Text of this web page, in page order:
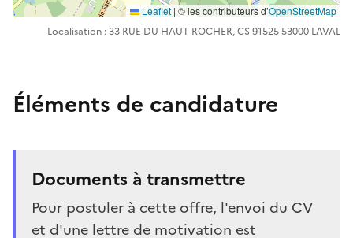
Leaflet | ©️️ les contributeurs d’OpenStreetMap
Localisation : 33 RUE DU HAUT ROCHER, CS 91525 53000 LAVAL
Éléments de candidature
Documents à transmettre
Pour postuler à cette offre, l'envoi du CV
et d'une lettre de motivation est